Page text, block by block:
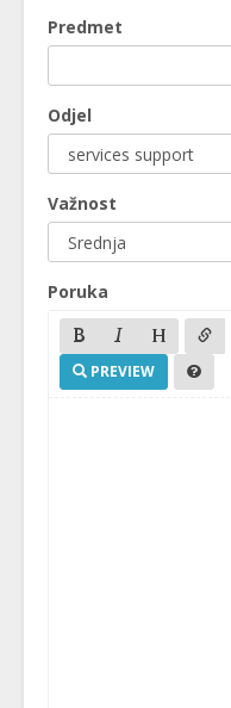
Predmet
Odjel
Važnost
Poruka
PREVIEW